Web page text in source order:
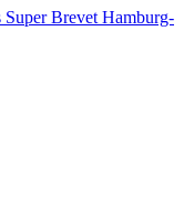
Brevet Hamburg-